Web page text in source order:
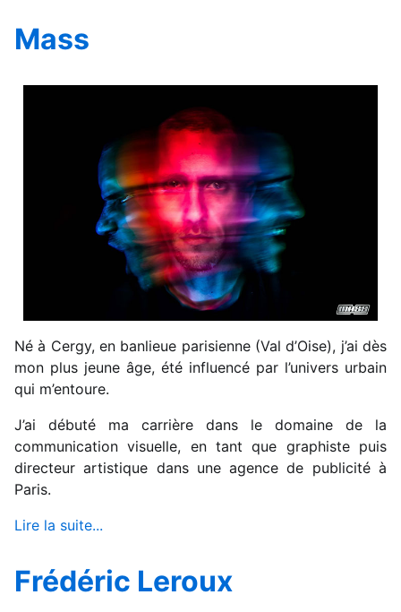
Mass
Né à Cergy, en banlieue parisienne (Val d’Oise), j’ai dès
mon plus jeune âge, été influencé par l’univers urbain
qui m’entoure.
J’ai débuté ma carrière dans le domaine de la
communication visuelle, en tant que graphiste puis
directeur artistique dans une agence de publicité à
Paris.
Lire la suite...
Frédéric Leroux